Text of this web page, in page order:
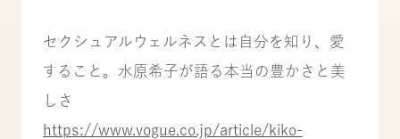
セクシュアルウェルネスとは自分を知り、愛
すること。水原希子が語る本当の豊かさと美
しさ
https://www.vogue.co.jp/article/kiko-